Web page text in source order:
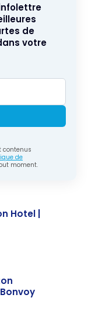
de
votre
contenus
de
moment.
Hotel |